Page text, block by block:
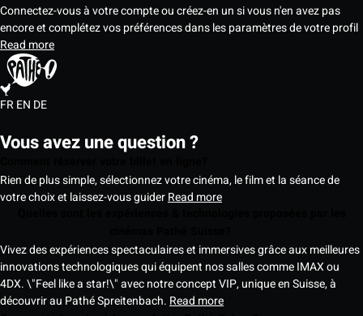
Connectez-vous à votre compte ou créez-en un si vous n'en avez pas
encore et complétez vos préférences dans les paramètres de votre profil
Read more
FREN DE
Vous avez une question ?
Rien de plus simple, sélectionnez votre cinéma, le film et la séance de
votre choix et laissez-vous guiderRead more
Vivez des expériences spectaculaires et immersives grâce aux meilleures
innovations technologiques qui équipent nos salles comme IMAX ou
4DX. \"Feel like a star!\" avec notre concept VIP, unique en Suisse, à
découvrir au Pathé Spreitenbach. Read more